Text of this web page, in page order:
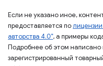
Если не указано иное,
предоставляется по
авторства 4.0", а примеры
Подробнее об этом написано
зарегистрированный